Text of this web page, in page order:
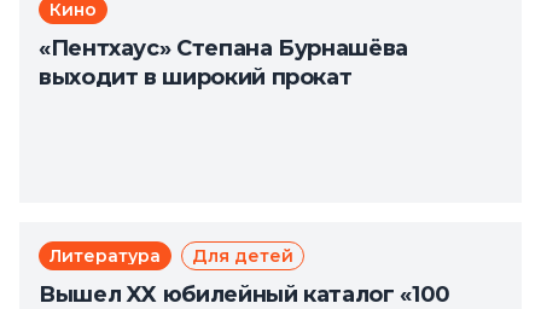
Кино
«Пентхаус» Степана Бурнашёва
выходит в широкий прокат
Литература Для детей
Вышел XX юбилейный каталог «100